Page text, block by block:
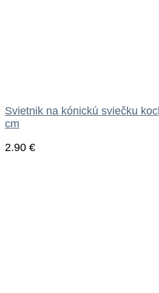
Svietnik na kónickú sviečku
cm
2.90 €